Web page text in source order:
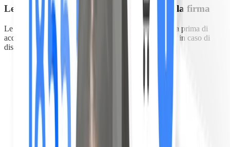
Le regole vengono finalmente lette fino alla firma
Le tue regole appaiono all'apertura. L'ospite convalida prima di
accedere al resto del libretto. Prova datata, esportabile in caso di
disputa sulla cauzione.